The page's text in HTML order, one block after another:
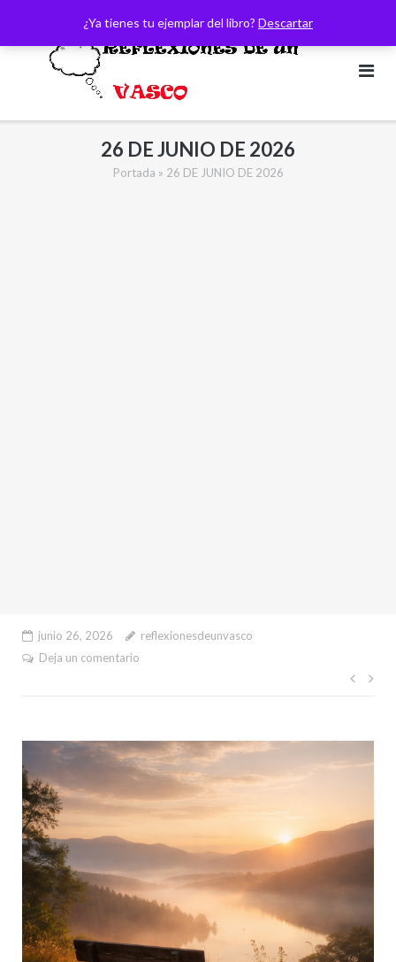
¿Ya tienes tu ejemplar del libro? Descartar
contenido
26 DE JUNIO DE 2026
Portada » 26 DE JUNIO DE 2026
junio 26, 2026
reflexionesdeunvasco
Deja un comentario